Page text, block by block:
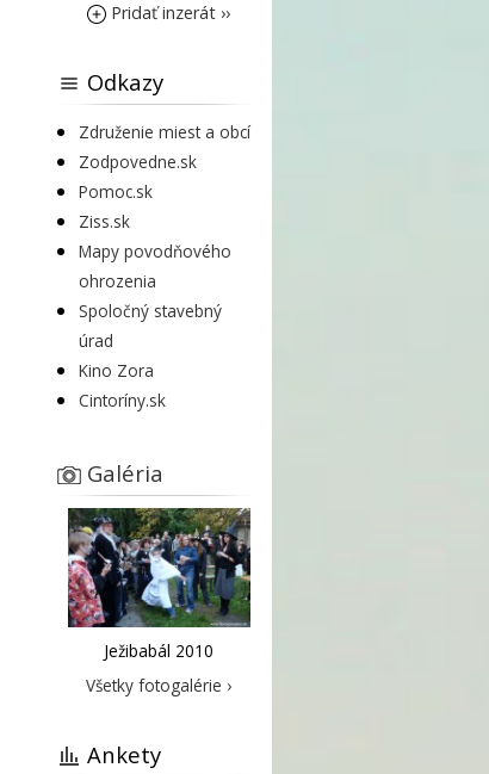
Pridať inzerát ››
Odkazy
Združenie miest a obcí
Zodpovedne.sk
Pomoc.sk
Ziss.sk
Mapy povodňového
ohrozenia
Spoločný stavebný
úrad
Kino Zora
Cintoríny.sk
Galéria
Ježibabál 2010
Všetky fotogalérie ›
Ankety